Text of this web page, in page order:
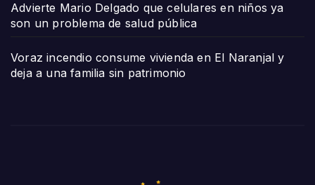
Advierte Mario Delgado que celulares en niños ya
son un problema de salud pública
Voraz incendio consume vivienda en El Naranjal y
deja a una familia sin patrimonio